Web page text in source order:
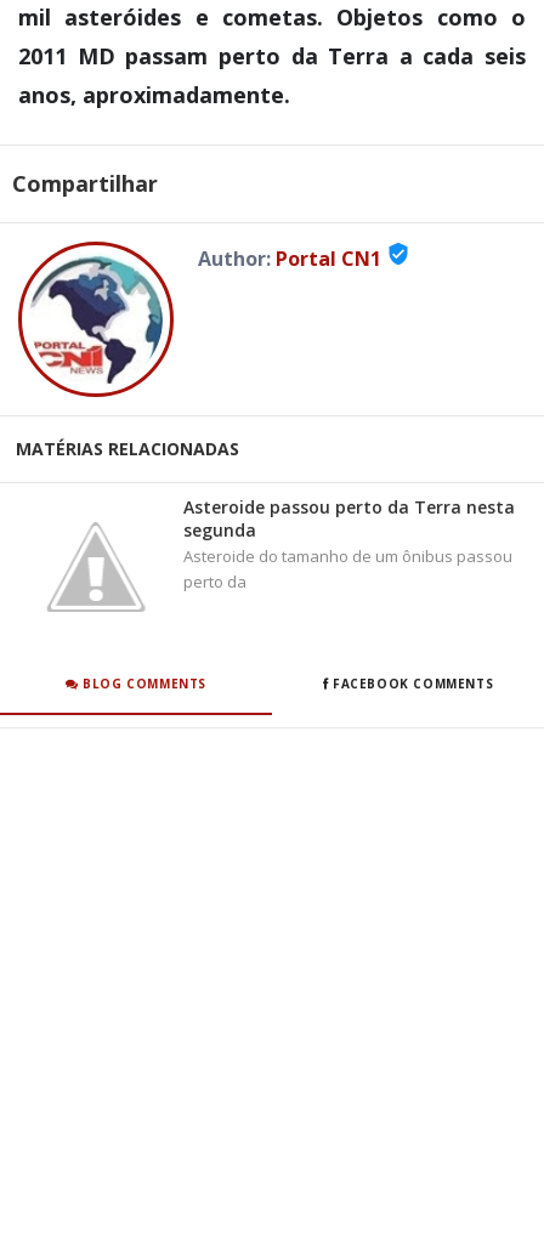
mil asteróides e cometas. Objetos como o
2011 MD passam perto da Terra a cada seis
anos, aproximadamente.
Compartilhar
Author: Portal CN1 verified_user
MATÉRIAS RELACIONADAS
Asteroide passou perto da Terra nesta
segunda
Asteroide do tamanho de um ônibus passou
perto da
BLOG COMMENTS FACEBOOK COMMENTS